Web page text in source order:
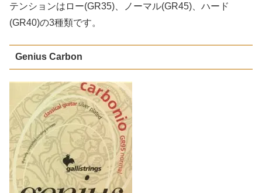
テンションはロー(GR35)、ノーマル(GR45)、ハード
(GR40)の3種類です。
Genius Carbon